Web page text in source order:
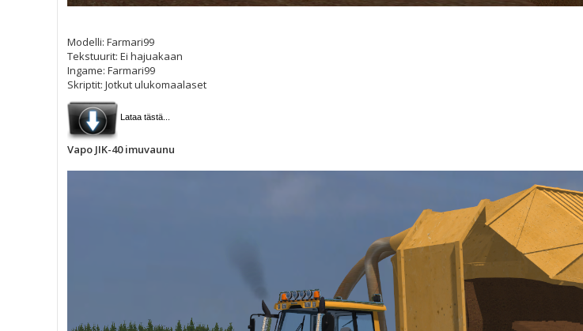
Modelli: Farmari99
Tekstuurit: Ei hajuakaan
Ingame: Farmari99
Skriptit: Jotkut ulukomaalaset
Lataa tästä...
Vapo JIK-40 imuvaunu